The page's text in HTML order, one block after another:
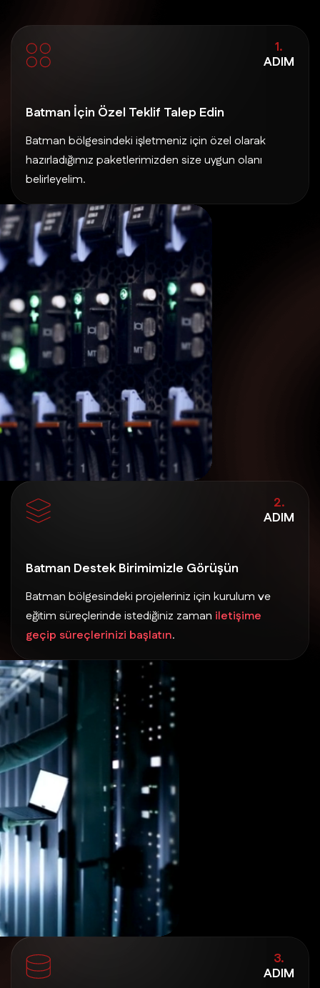
1.
ADIM
Batman İçin Özel Teklif Talep Edin
Batman bölgesindeki işletmeniz için özel olarak
hazırladığımız paketlerimizden size uygun olanı
belirleyelim.
2.
ADIM
Batman Destek Birimimizle Görüşün
Batman bölgesindeki projeleriniz için kurulum ve
eğitim süreçlerinde istediğiniz zaman iletişime
geçip süreçlerinizi başlatın.
3.
ADIM